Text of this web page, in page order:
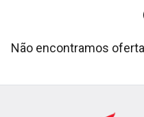
Não encontramos